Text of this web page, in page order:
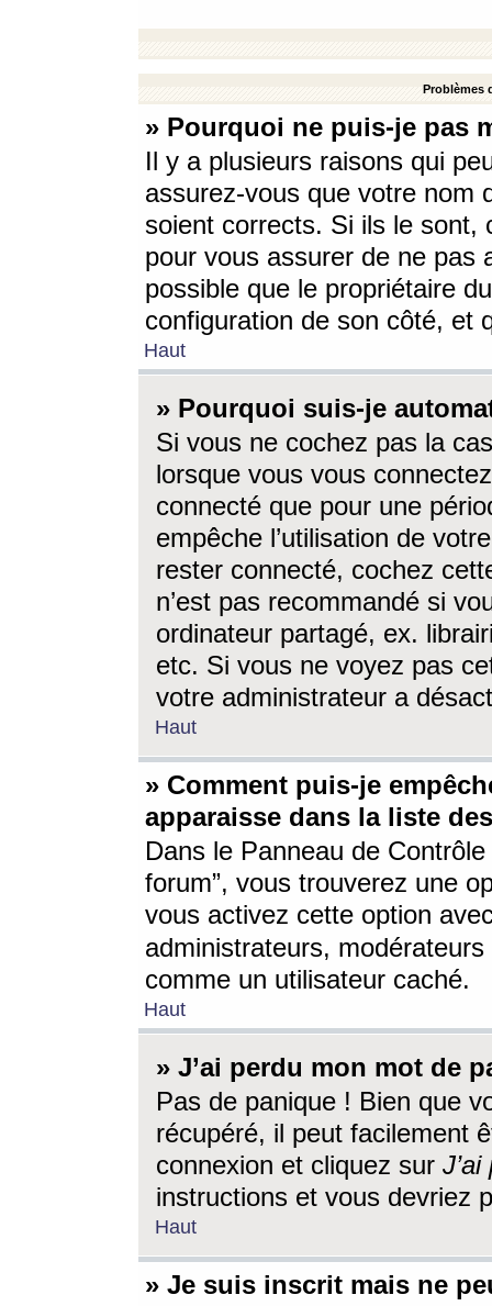
Problèmes
» Pourquoi ne puis-je pas
Il y a plusieurs raisons qui
assurez-vous que votre nom
soient corrects. Si ils le sont,
pour vous assurer de ne pas
possible que le propriétaire
configuration de son côté, et
Haut
» Pourquoi suis-je
Si vous ne cochez pas la
lorsque vous vous
connecté que pour une
empêche l’utilisation de
rester connecté, cochez
n’est pas recommandé si
ordinateur partagé, ex.
etc. Si vous ne voyez pas
votre administrateur a
Haut
» Comment puis-je
apparaisse dans la liste
Dans le Panneau de
forum”, vous trouverez une
vous activez cette option
administrateurs,
comme un utilisateur caché.
Haut
» J’ai perdu mon mot de
Pas de panique ! Bien que
récupéré, il peut facilement
connexion et cliquez sur
instructions et vous devriez
Haut
» Je suis inscrit mais ne